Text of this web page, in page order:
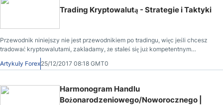
Trading Kryptowalutą - Strategie i Taktyki
Przewodnik niniejszy nie jest przewodnikiem po tradingu, więc jeśli chcesz
tradować kryptowalutami, zakładamy, że stałeś się już kompetentnym
Artykuły Forex25/12/2017 08:18 GMT0
Harmonogram Handlu
Bożonarodzeniowego/Noworocznego |